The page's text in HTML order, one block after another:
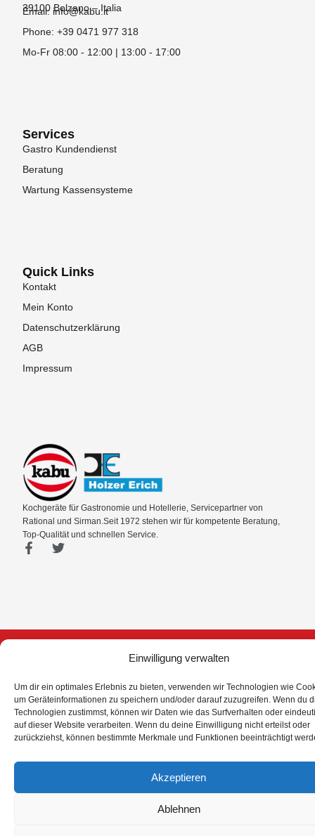
Einwilligung verwalten
Um dir ein optimales Erlebnis zu bieten, verwenden wir Technologien wie
um Geräteinformationen zu speichern und/oder darauf zuzugreifen. Wenn du
Technologien zustimmst, können wir Daten wie das Surfverhalten oder
auf dieser Website verarbeiten. Wenn du deine Einwilligung nicht erteilst oder
zurückziehst, können bestimmte Merkmale und Funktionen beeinträchtigt
Akzeptieren
Ablehnen
Kochgeräte für Gastronomie und Hotellerie, Servicepartner von
Rational und Sirman.Seit 1972 stehen wir für kompetente Beratung,
Top-Qualität und schnellen Service.
F
k
T
Services
Gastro Kundendienst
Beratung
Wartung Kassensysteme
Quick Links
Kontakt
Mein Konto
Datenschutzerklärung
AGB
Impressum
39100 Bolzano – Italia
Email: info@kabu.it
Phone: +39 0471 977 318
Mo-Fr 08:00 - 12:00 | 13:00 - 17:00